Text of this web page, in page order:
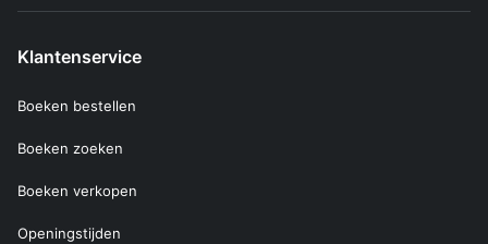
Klantenservice
Boeken bestellen
Boeken zoeken
Boeken verkopen
Openingstijden